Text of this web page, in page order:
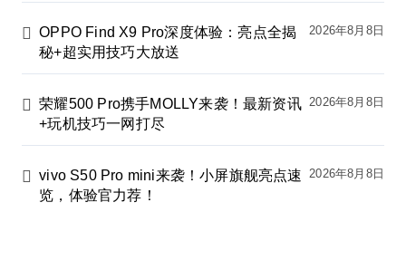
OPPO Find X9 Pro深度体验：亮点全揭
秘+超实用技巧大放送
2026年8月8日
荣耀500 Pro携手MOLLY来袭！最新资讯
+玩机技巧一网打尽
2026年8月8日
vivo S50 Pro mini来袭！小屏旗舰亮点速
览，体验官力荐！
2026年8月8日